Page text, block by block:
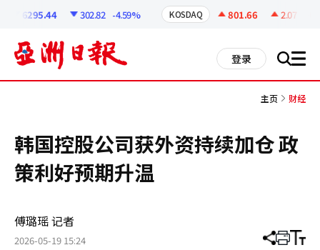
6295.44 302.82 -4.59% KOSDAQ 801.66 2.07
登录 搜 all
主页 财经
韩国控股公司获外资持续加仓 政
策利好预期升温
傅璐瑶 记者
2026-05-19 15:24 分 打 调